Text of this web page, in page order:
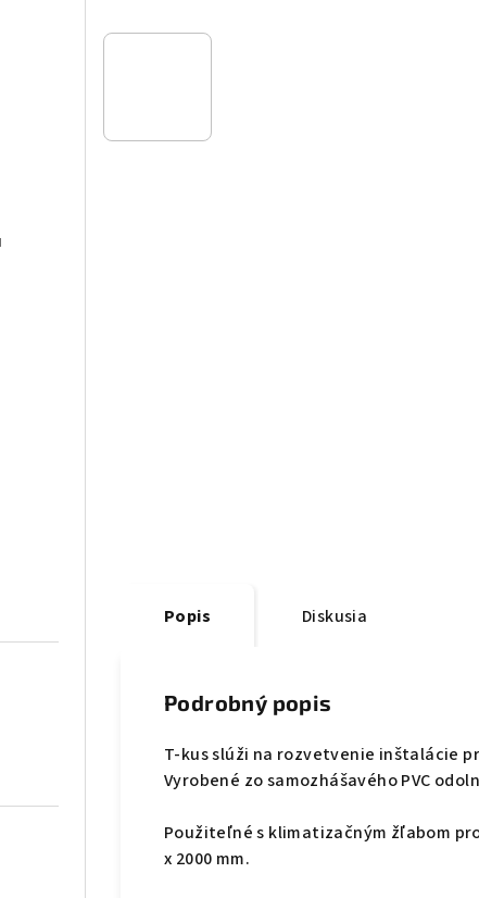
Popis Diskusia
Podrobný popis
T-kus slúži na rozvetvenie inštalácie
Vyrobené zo samozhášavého PVC
Použiteľné s klimatizačným žľabom
x 2000 mm.